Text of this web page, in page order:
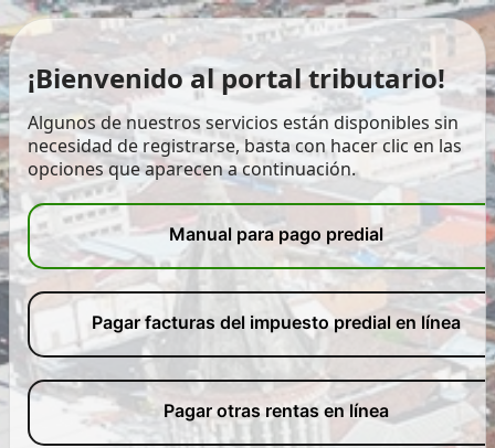
No-Registro
¡Bienvenido al portal tributario!
Algunos de nuestros servicios están disponibles sin
necesidad de registrarse, basta con hacer clic en las
opciones que aparecen a continuación.
Manual para pago predial
Pagar facturas del impuesto predial en línea
Pagar otras rentas en línea